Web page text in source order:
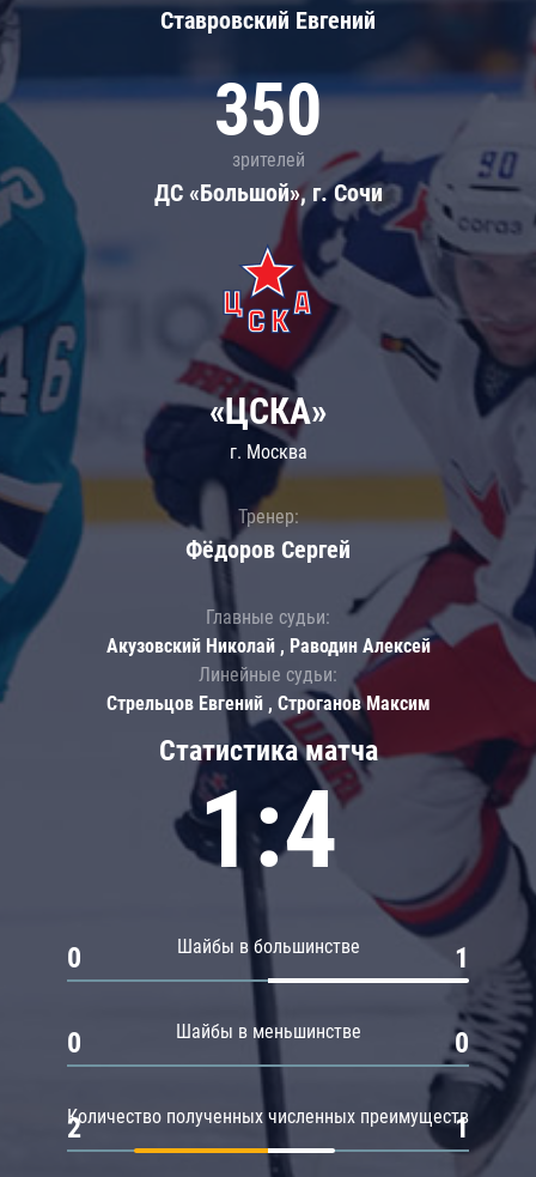
Ставровский Евгений
350
зрителей
ДС «Большой», г. Сочи
Статистика матча
1:4
Шайбы в большинстве
0 1
Шайбы в меньшинстве
0 0
Количество полученных численных преимуществ
2 1
«ЦСКА»
г. Москва
Тренер:
Фёдоров Сергей
Главные судьи:
Акузовский Николай , Раводин Алексей
Линейные судьи:
Стрельцов Евгений , Строганов Максим